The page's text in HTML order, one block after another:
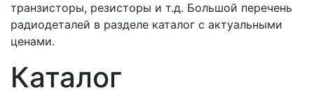
транзисторы, резисторы и т.д. Большой перечень
радиодеталей в разделе каталог с актуальными
ценами.
Каталог